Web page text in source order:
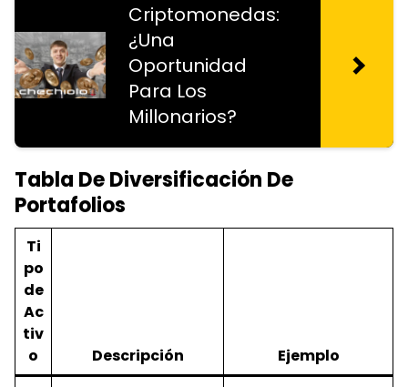
Criptomonedas:
¿Una
Oportunidad
Para Los
Millonarios?
Tabla De Diversificación De
Portafolios
Ti
po
de
Ac
tiv
o
Descripción
Ejemplo